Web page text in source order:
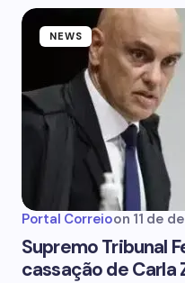
NEWS
Portal Correioon 11 de
Supremo Tribunal
cassação de Carla